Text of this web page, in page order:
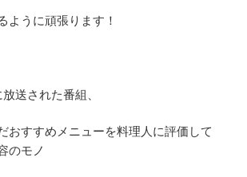
ように頑張ります！
送された番組、
おすすめメニューを料理人に評価して
のモノ